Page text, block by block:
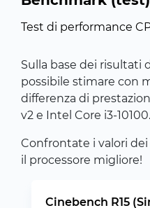
Test di performance
Sulla base dei risultati
possibile stimare con
differenza di
v2 e Intel Core i3-10100.
Confrontate i valori
il processore migliore!
Cinebench R15